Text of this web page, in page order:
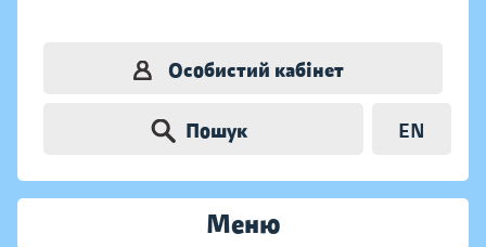
Особистий кабінет
Пошук EN
Меню